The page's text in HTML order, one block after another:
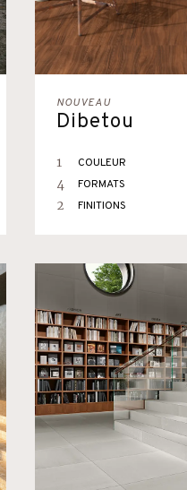
NOUVEAU
Dibetou
1 COULEUR
4 FORMATS
2 FINITIONS